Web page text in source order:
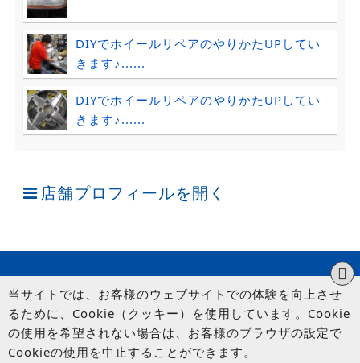
DIYでホイールリペアのやりかたUPしてい
きます♪......
DIYでホイールリペアのやりかたUPしてい
きます♪......
店舗プロフィールを開く
当サイトでは、お客様のウェブサイトでの体験を向上させ
るために、Cookie（クッキー）を使用しています。Cookie
の使用を希望されない場合は、お客様のブラウザの設定で
Cookieの使用を中止することができます。